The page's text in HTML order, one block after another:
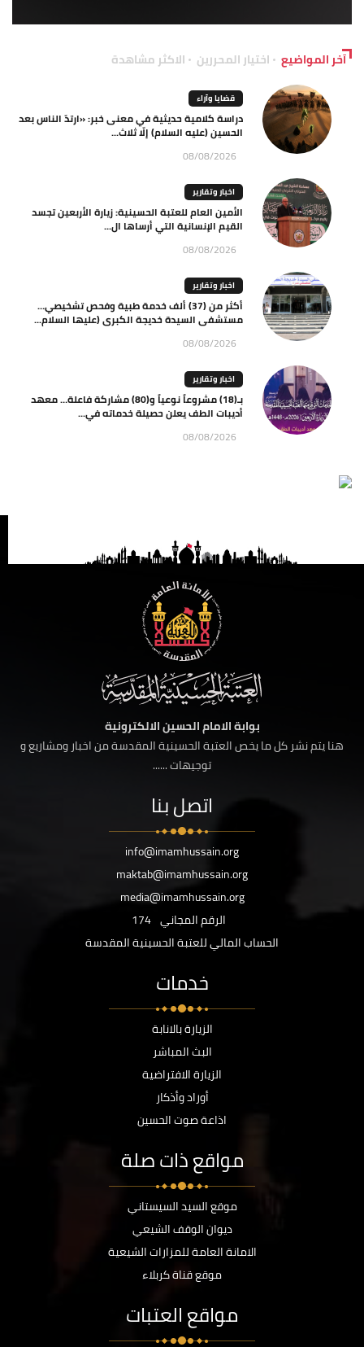
آخر المواضيع اختيار المحررين الاكثر مشاهدة
قضايا وآراء
دراسة كلامية حديثية في معنى خبر: «ارتدّ الناس بعد
الحسين (عليه السلام) إلّا ثلاث...
08/08/2026
اخبار وتقارير
الأمين العام للعتبة الحسينية: زيارة الأربعين تجسد
القيم الإنسانية التي أرساها ال...
08/08/2026
اخبار وتقارير
أكثر من (37) ألف خدمة طبية وفحص تشخيصي…
مستشفى السيدة خديجة الكبرى (عليها السلام...
08/08/2026
اخبار وتقارير
بـ(18) مشروعاً نوعياً و(80) مشاركة فاعلة… معهد
أديبات الطف يعلن حصيلة خدماته في...
08/08/2026
بوابة الامام الحسين الالكترونية
هنا يتم نشر كل ما يخص العتبة الحسينية المقدسة من اخبار ومشاريع و
توجيهات ......
اتصل بنا
info@imamhussain.org
maktab@imamhussain.org
media@imamhussain.org
الرقم المجاني 174
الحساب المالي للعتبة الحسينية المقدسة
خدمات
الزيارة بالانابة
البث المباشر
الزيارة الافتراضية
أوراد وأذكار
اذاعة صوت الحسين
مواقع ذات صلة
موقع السيد السيستاني
ديوان الوقف الشيعي
الامانة العامة للمزارات الشيعية
موقع قناة كربلاء
مواقع العتبات